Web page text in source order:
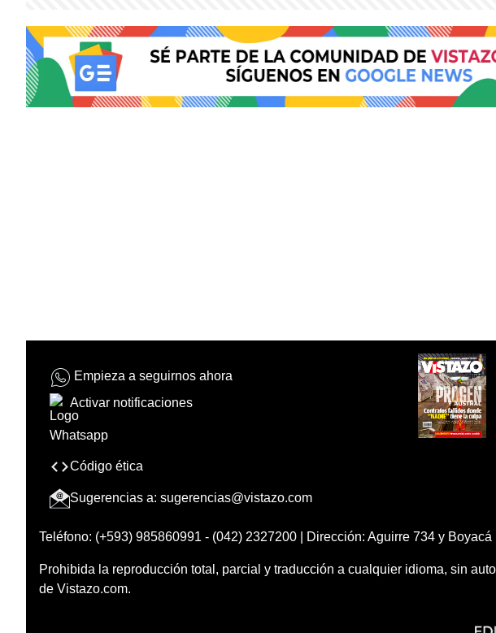
Empieza a seguirnos ahora
Activar notificaciones
Código ética
Sugerencias a: sugerencias@vistazo.com
Teléfono: (+593) 985860991 - (042) 2327200 | Dirección: Aguirre 734 y Boyacá
Prohibida la reproducción total, parcial y traducción a cualquier idioma, sin
de Vistazo.com.